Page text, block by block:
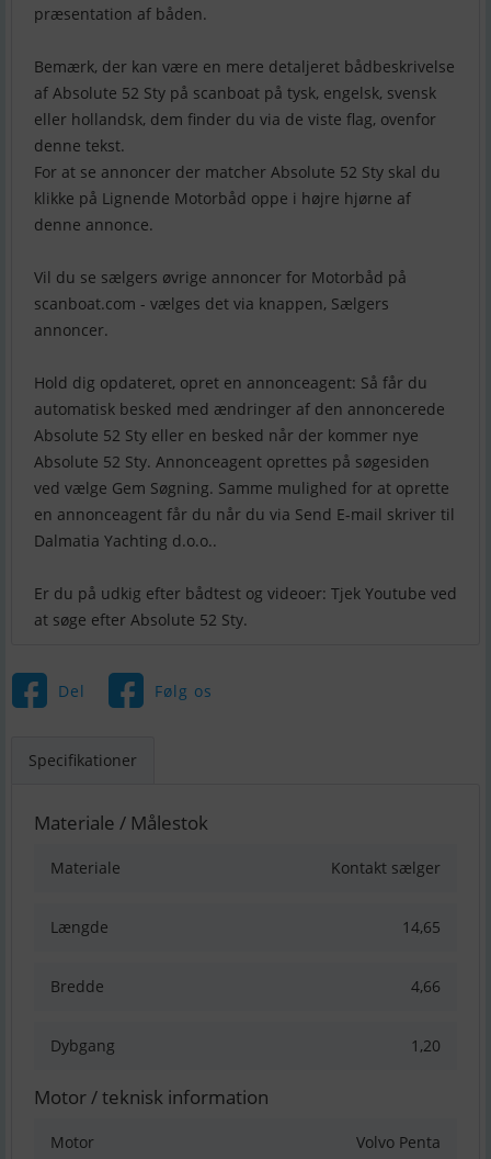
præsentation af båden.
Bemærk, der kan være en mere detaljeret bådbeskrivelse
af Absolute 52 Sty på scanboat på tysk, engelsk, svensk
eller hollandsk, dem finder du via de viste flag, ovenfor
denne tekst.
For at se annoncer der matcher Absolute 52 Sty skal du
klikke på Lignende Motorbåd oppe i højre hjørne af
denne annonce.
Vil du se sælgers øvrige annoncer for Motorbåd på
scanboat.com - vælges det via knappen, Sælgers
annoncer.
Hold dig opdateret, opret en annonceagent: Så får du
automatisk besked med ændringer af den annoncerede
Absolute 52 Sty eller en besked når der kommer nye
Absolute 52 Sty. Annonceagent oprettes på søgesiden
ved vælge Gem Søgning. Samme mulighed for at oprette
en annonceagent får du når du via Send E-mail skriver til
Dalmatia Yachting d.o.o..
Er du på udkig efter bådtest og videoer: Tjek Youtube ved
Del Følg os
Specifikationer
Materiale / Målestok
Materiale Kontakt sælger
Længde 14,65
Bredde 4,66
Dybgang 1,20
Motor / teknisk information
Motor Volvo Penta